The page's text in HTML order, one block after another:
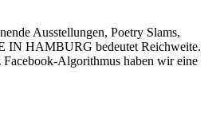
Ausstellungen, Poetry Slams,
IN HAMBURG bedeutet Reichweite.
Algorithmus haben wir eine